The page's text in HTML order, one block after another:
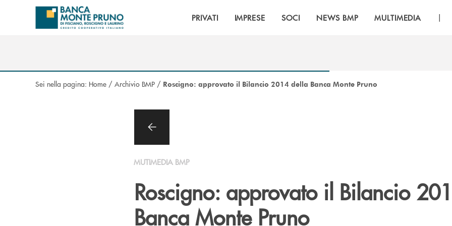
Salta al contenuto principale
PRIVATI IMPRESE SOCI NEWS BMP MULTIMEDIA |
Sei nella pagina: Home / Archivio BMP / Roscigno: approvato il Bilancio 2014 della Banca Monte Pruno
MUTIMEDIA BMP
Roscigno: approvato il Bilancio
Banca Monte Pruno